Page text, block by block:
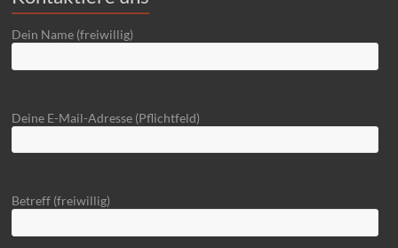
Dein Name (freiwillig)
Deine E-Mail-Adresse (Pflichtfeld)
Betreff (freiwillig)